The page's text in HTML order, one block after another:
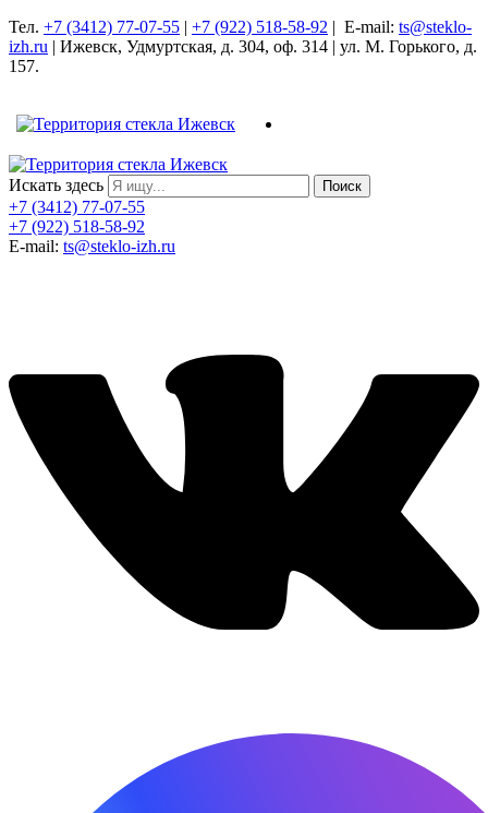
Тел. +7 (3412) 77-07-55 | +7 (922) 518-58-92 | E-mail: ts@steklo-
izh.ru | Ижевск, Удмуртская, д. 304, оф. 314 | ул. М. Горького, д.
157.
Искать здесь Поиск
+7 (3412) 77-07-55
+7 (922) 518-58-92
E-mail: ts@steklo-izh.ru